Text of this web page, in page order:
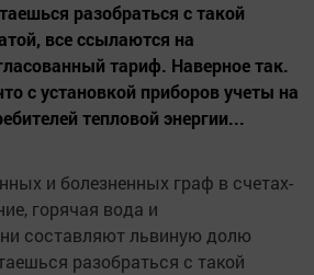
разобраться с такой
все ссылаются на
тариф. Наверное так.
с установкой приборов учеты на
тепловой энергии...
и болезненных граф в счетах-
горячая вода и
составляют львиную долю
разобраться с такой